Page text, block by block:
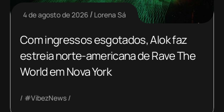
4 de agosto de 2026 Lorena Sá
Com ingressos esgotados, Alok faz
estreia norte-americana de Rave The
World em Nova York
#VibezNews